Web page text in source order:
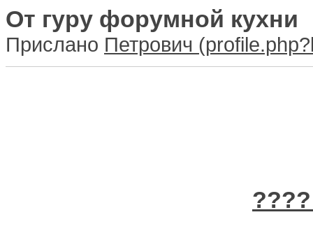
От гуру форумной кухни
Прислано Петрович